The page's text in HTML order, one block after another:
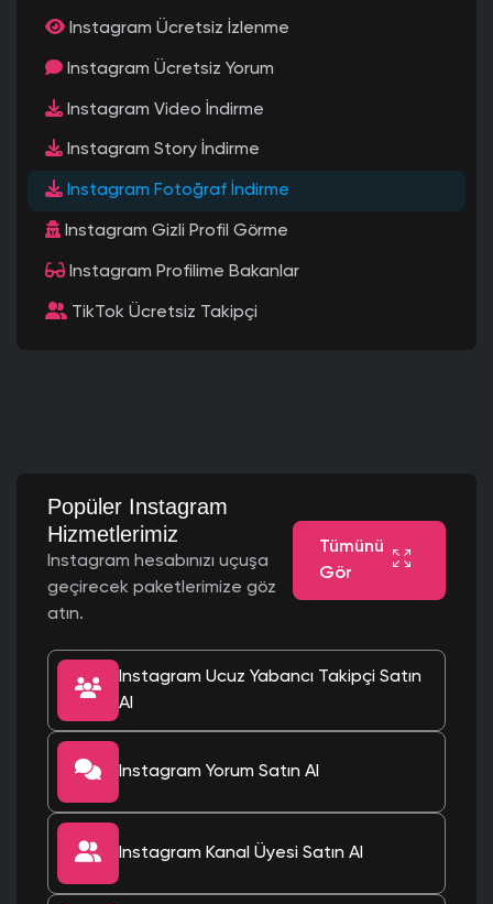
Instagram Ücretsiz İzlenme
Instagram Ücretsiz Yorum
Instagram Video İndirme
Instagram Story İndirme
Instagram Fotoğraf İndirme
Instagram Gizli Profil Görme
Instagram Profilime Bakanlar
TikTok Ücretsiz Takipçi
Popüler Instagram
Hizmetlerimiz
Instagram hesabınızı uçuşa
geçirecek paketlerimize göz
atın.
Tümünü
Gör
Instagram Ucuz Yabancı Takipçi Satın
Al
Instagram Yorum Satın Al
Instagram Kanal Üyesi Satın Al